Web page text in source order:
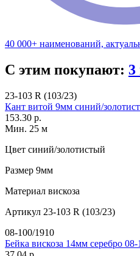
40 000+ наименований,
С этим покупают: 3
23-103 R (103/23)
Кант витой 9мм синий/
153.30 р.
Мин. 25 м
Цвет синий/золотистый
Размер 9мм
Материал вискоза
Артикул 23-103 R (103/23)
08-100/1910
Бейка вискоза 14мм серебро